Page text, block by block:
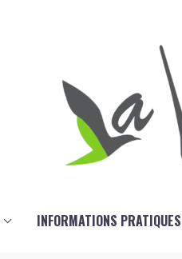
INFORMATIONS PRATIQUES